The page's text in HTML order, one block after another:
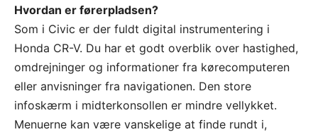
Hvordan er førerpladsen?
Som i Civic er der fuldt digital instrumentering i
Honda CR-V. Du har et godt overblik over hastighed,
omdrejninger og informationer fra kørecomputeren
eller anvisninger fra navigationen. Den store
infoskærm i midterkonsollen er mindre vellykket.
Menuerne kan være vanskelige at finde rundt i,